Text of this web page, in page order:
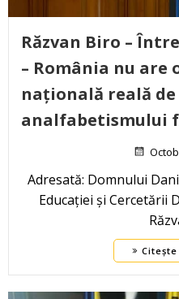
Răzvan Biro –
– România nu are
națională reală de
analfabetismului
Adresată: Domnului
Educației și Cercetării